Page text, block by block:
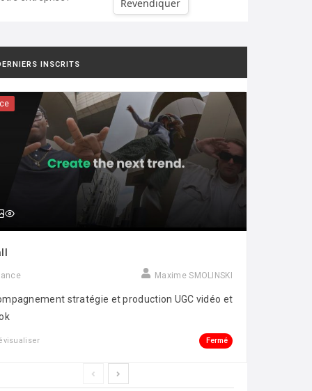
Revendiquer
INSCRITS
Maxime SMOLINSKI
stratégie et production UGC vidéo et
Fermé